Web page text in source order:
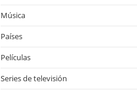
Música
Países
Películas
Series de televisión